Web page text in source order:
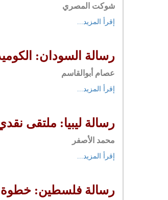
شوكت المصري
إقرأ المزيد...
رسالة السودان:
عصام أبوالقاسم
إقرأ المزيد...
رسالة ليبيا: ملتقى
محمد الأصفر
إقرأ المزيد...
رسالة فلسطين: خطوة